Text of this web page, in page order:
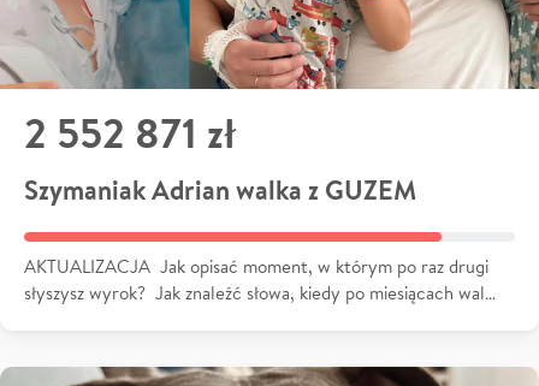
2 552 871 zł
Szymaniak Adrian walka z GUZEM
AKTUALIZACJA Jak opisać moment, w którym po raz drugi
słyszysz wyrok? Jak znaleźć słowa, kiedy po miesiącach wal…